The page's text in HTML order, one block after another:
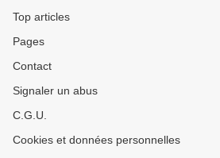
Top articles
Pages
Contact
Signaler un abus
C.G.U.
Cookies et données personnelles